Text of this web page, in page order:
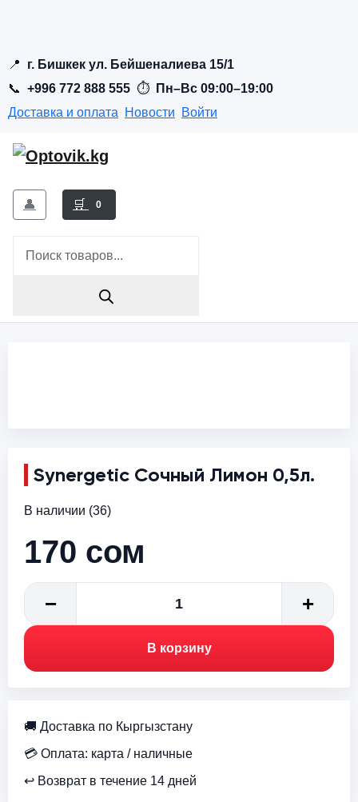
📍
г. Бишкек ул. Бейшеналиева 15/1
📞 +996 772 888 555 ⏱
Пн–Вс 09:00–19:00
Доставка и оплата
Новости Войти
👤 🛒 0
Synergetic Сочный Лимон 0,5л.
В наличии (36)
170 сом
− 1 +
В корзину
🚚 Доставка по Кыргызстану
💳 Оплата: карта / наличные
↩ Возврат в течение 14 дней